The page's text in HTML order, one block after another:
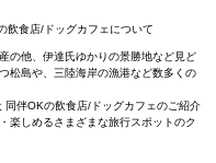
飲食店/ドッグカフェについて
の他、伊達氏ゆかりの景勝地など見ど
松島や、三陸海岸の漁港など数多くの
同伴OKの飲食店/ドッグカフェのご紹介
楽しめるさまざまな旅行スポットのク